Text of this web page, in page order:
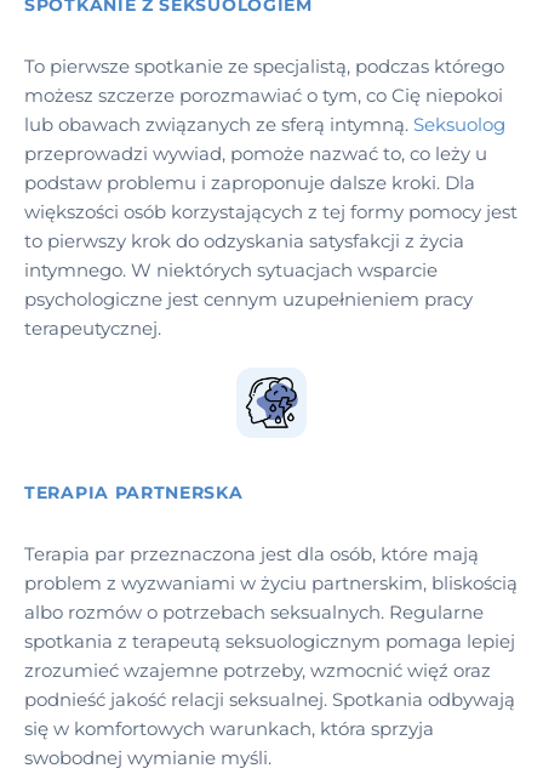
To pierwsze spotkanie ze specjalistą, podczas którego
możesz szczerze porozmawiać o tym, co Cię niepokoi
lub obawach związanych ze sferą intymną. Seksuolog
przeprowadzi wywiad, pomoże nazwać to, co leży u
podstaw problemu i zaproponuje dalsze kroki. Dla
większości osób korzystających z tej formy pomocy jest
to pierwszy krok do odzyskania satysfakcji z życia
intymnego. W niektórych sytuacjach wsparcie
psychologiczne jest cennym uzupełnieniem pracy
terapeutycznej.
TERAPIA PARTNERSKA
Terapia par przeznaczona jest dla osób, które mają
problem z wyzwaniami w życiu partnerskim, bliskością
albo rozmów o potrzebach seksualnych. Regularne
spotkania z terapeutą seksuologicznym pomaga lepiej
zrozumieć wzajemne potrzeby, wzmocnić więź oraz
podnieść jakość relacji seksualnej. Spotkania odbywają
się w komfortowych warunkach, która sprzyja
swobodnej wymianie myśli.